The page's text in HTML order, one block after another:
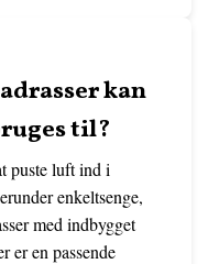
kan
til?
puste luft ind i
enkeltsenge,
med indbygget
er en passende